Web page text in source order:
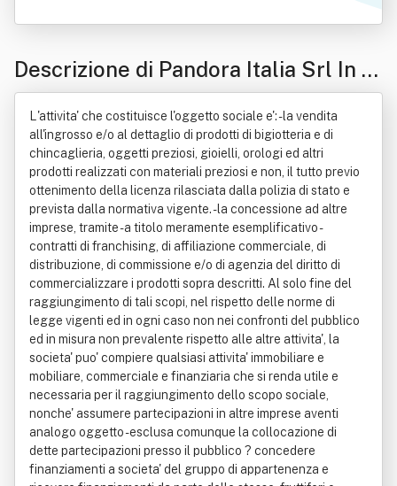
Descrizione di Pandora Italia Srl In B
reve "Pandora Italia Srl"
L'attivita' che costituisce l'oggetto sociale e': - la vendita
all'ingrosso e/o al dettaglio di prodotti di bigiotteria e di
chincaglieria, oggetti preziosi, gioielli, orologi ed altri
prodotti realizzati con materiali preziosi e non, il tutto previo
ottenimento della licenza rilasciata dalla polizia di stato e
prevista dalla normativa vigente. - la concessione ad altre
imprese, tramite - a titolo meramente esemplificativo -
contratti di franchising, di affiliazione commerciale, di
distribuzione, di commissione e/o di agenzia del diritto di
commercializzare i prodotti sopra descritti. Al solo fine del
raggiungimento di tali scopi, nel rispetto delle norme di
legge vigenti ed in ogni caso non nei confronti del pubblico
ed in misura non prevalente rispetto alle altre attivita', la
societa' puo' compiere qualsiasi attivita' immobiliare e
mobiliare, commerciale e finanziaria che si renda utile e
necessaria per il raggiungimento dello scopo sociale,
nonche' assumere partecipazioni in altre imprese aventi
analogo oggetto - esclusa comunque la collocazione di
dette partecipazioni presso il pubblico ? concedere
finanziamenti a societa' del gruppo di appartenenza e